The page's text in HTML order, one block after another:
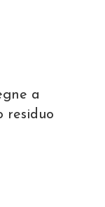
a
residuo